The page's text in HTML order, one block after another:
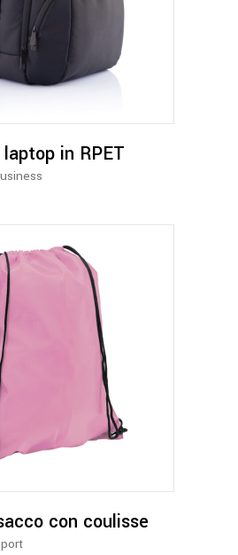
in RPET
varianti.
opzioni
possono
con coulisse